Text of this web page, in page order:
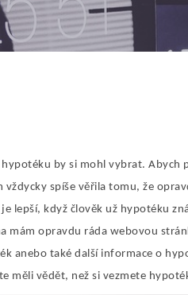
by si mohl vybrat. Abych
vždycky spíše věřila tomu, že
lepší, když člověk už hypotéku
mám opravdu ráda webovou
anebo také další informace o
měli vědět, než si vezmete